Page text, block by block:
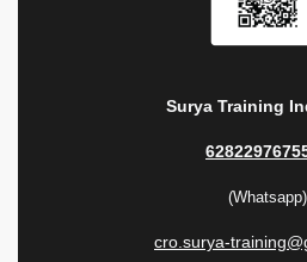
Surya Training
(Whatsapp)
cro.surya-